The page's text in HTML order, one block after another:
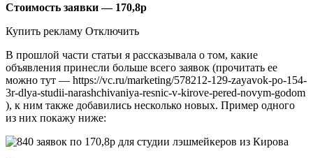
Стоимость заявки — 170,8р
Купить рекламу Отключить
В прошлой части статьи я рассказывала о том, какие
объявления принесли больше всего заявок (прочитать ее
можно тут — https://vc.ru/marketing/578212-129-zayavok-po-154-
3r-dlya-studii-narashchivaniya-resnic-v-kirove-pered-novym-godom
), к ним также добавились несколько новых. Пример одного
из них покажу ниже: